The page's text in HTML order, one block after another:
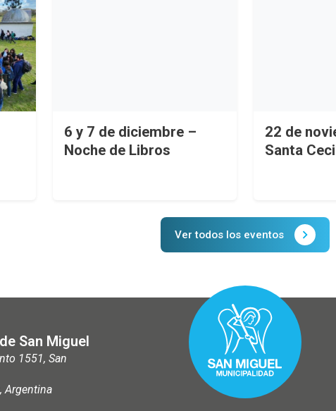
6 y 7 de diciembre –
Noche de Libros
22 de
Santa
Ver todos los eventos
San Miguel
1551, San
Argentina